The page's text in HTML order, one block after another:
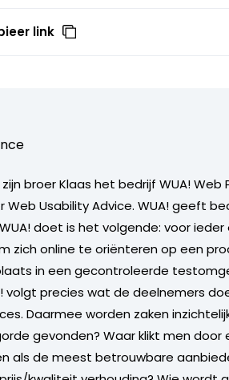
link
broer Klaas het bedrijf WUA! Web
Usability Advice. WUA! geeft
doet is het volgende: voor ieder
zich online te oriënteren op een
in een gecontroleerde
volgt precies wat de deelnemers
Daarmee worden zaken
gevonden? Waar klikt men door
als de meest betrouwbare